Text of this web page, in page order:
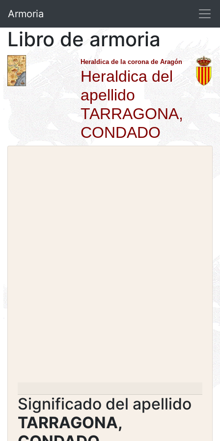
Armoria
Libro de armoria
Heraldica de la corona de Aragón
Heraldica del
apellido
TARRAGONA,
CONDADO
Significado del apellido
TARRAGONA,